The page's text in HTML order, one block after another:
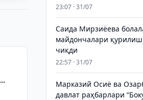
23:07 · 31/07
Саида Мирзиёева
майдончалари
чиқди
22:57 · 31/07
Марказий Осиё ва
давлат раҳбарлари